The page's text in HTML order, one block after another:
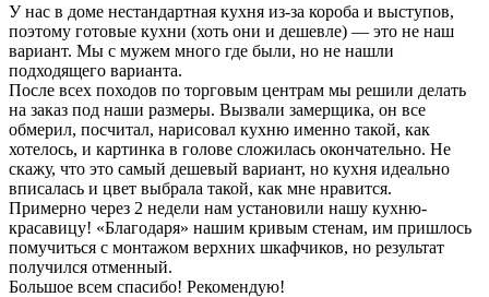
У нас в доме нестандартная кухня из-за короба и выступов,
поэтому готовые кухни (хоть они и дешевле) — это не наш
вариант. Мы с мужем много где были, но не нашли
подходящего варианта.
После всех походов по торговым центрам мы решили делать
на заказ под наши размеры. Вызвали замерщика, он все
обмерил, посчитал, нарисовал кухню именно такой, как
хотелось, и картинка в голове сложилась окончательно. Не
скажу, что это самый дешевый вариант, но кухня идеально
вписалась и цвет выбрала такой, как мне нравится.
Примерно через 2 недели нам установили нашу кухню-
красавицу! «Благодаря» нашим кривым стенам, им пришлось
помучиться с монтажом верхних шкафчиков, но результат
получился отменный.
Большое всем спасибо! Рекомендую!